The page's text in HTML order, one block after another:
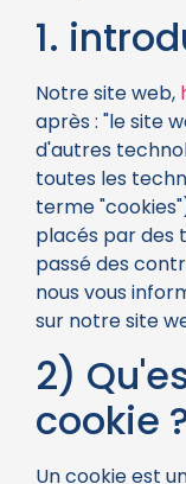
1.
Notre site web,
après : "le site
d'autres
toutes les
terme
placés par des
passé des
nous vous
sur notre site
2)
cookie
Un cookie est